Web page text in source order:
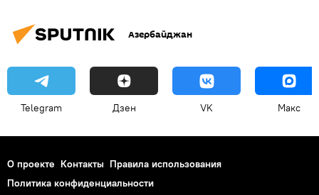
Азербайджан
Telegram Дзен VK Макс
О проекте Контакты Правила использования
Политика конфиденциальности